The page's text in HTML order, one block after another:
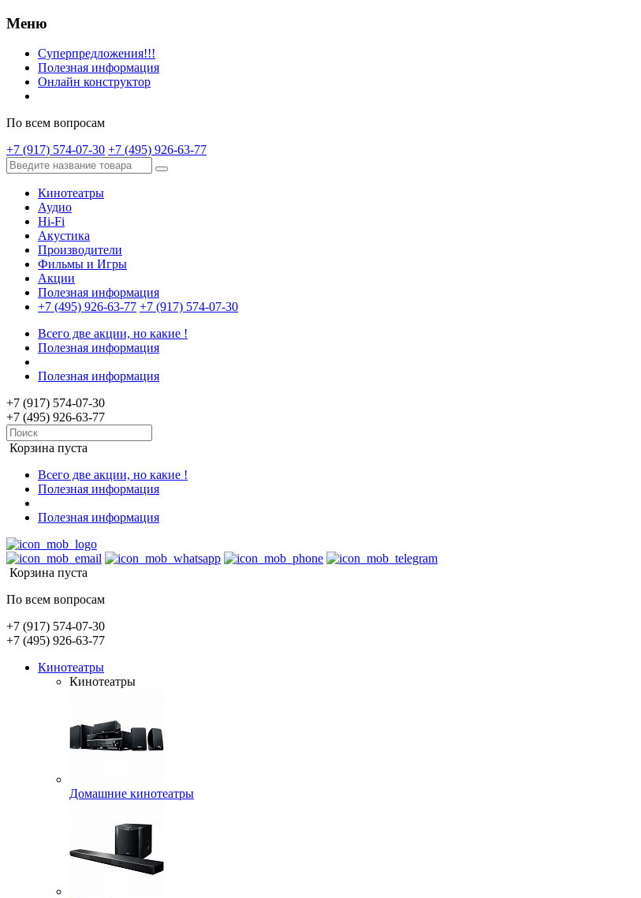
Меню
Суперпредложения!!!
Полезная информация
Онлайн конструктор
По всем вопросам
+7 (917) 574-07-30 +7 (495) 926-63-77
Кинотеатры
Аудио
Hi-Fi
Акустика
Производители
Фильмы и Игры
Акции
Полезная информация
+7 (495) 926-63-77 +7 (917) 574-07-30
Всего две акции, но какие !
Полезная информация
Полезная информация
+7 (917) 574-07-30
+7 (495) 926-63-77
Корзина пуста
Всего две акции, но какие !
Полезная информация
Полезная информация
Корзина пуста
По всем вопросам
+7 (917) 574-07-30
+7 (495) 926-63-77
Кинотеатры
Кинотеатры
Домашние кинотеатры